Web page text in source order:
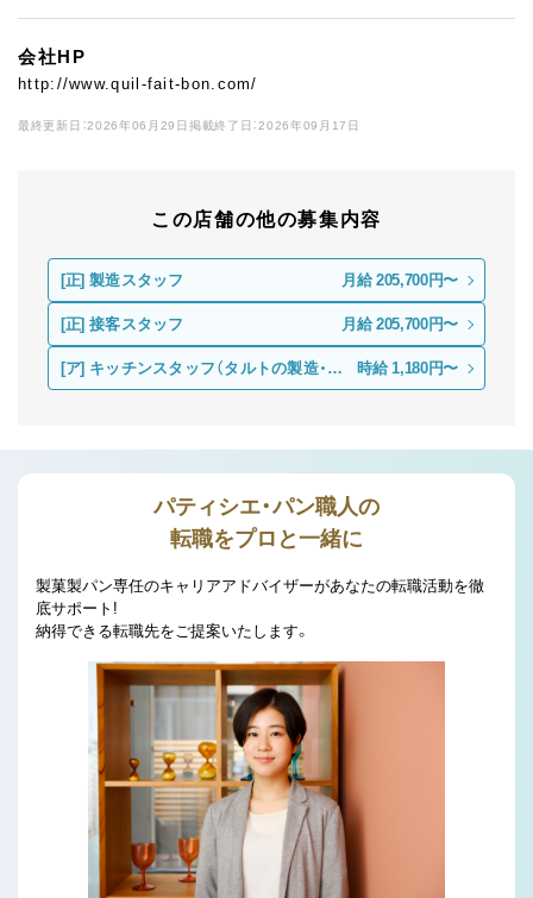
会社HP
http://www.quil-fait-bon.com/
最終更新日：2026年06月29日 掲載終了日：2026年09月17日
この店舗の他の募集内容
[正] 製造スタッフ 月給 205,700円〜
[正] 接客スタッフ 月給 205,700円〜
[ア] キッチンスタッフ（タルトの製造・仕
上げ）
時給 1,180円〜
パティシエ・パン職人の
転職をプロと一緒に
製菓製パン専任のキャリアアドバイザーがあなたの転職活動を徹
底サポート!
納得できる転職先をご提案いたします。